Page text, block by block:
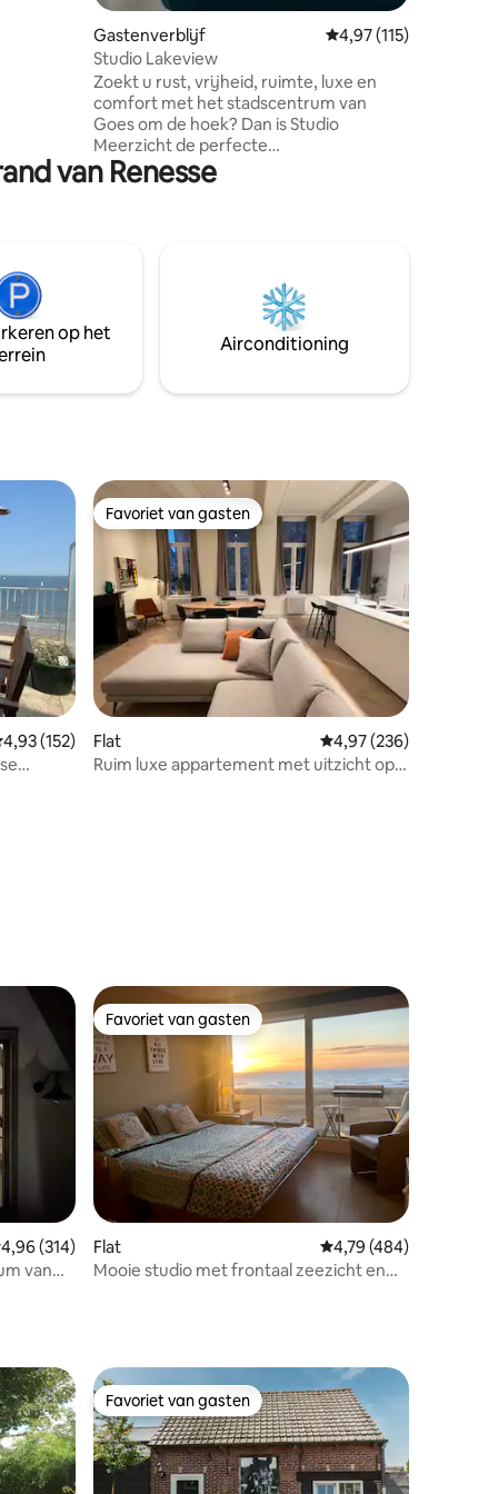
Gastenverblijf Gemiddelde
4,97 (115)
Studio Lakeview
Zoekt u rust, vrijheid, ruimte, luxe en
comfort met het stadscentrum van
Goes om de hoek? Dan is Studio
Meerzicht de perfecte
vakantiebestemming voor u! Het oude
centrum van Goes met zijn vele
Vlissingen, Zierikzee, Veere, Domburg,
Zoutelande zijn met de auto in 20 tot 40
minuten bereikbaar.
van Renesse
op het
Airconditioning
beoordeling van 4,93 op 5, 152 recensies
4,93 (152)
Favoriet van gasten
Favoriet van gasten
Flat Gemiddelde
4,97 (236)
Ruim luxe appartement met uitzicht op
beoordeling van 4,96 op 5, 314 recensies
4,96 (314)
van
Favoriet van gasten
Favoriet van gasten
Flat Gemiddelde
4,79 (484)
Mooie studio met frontaal zeezicht en
Favoriet van gasten
Favoriet van gasten